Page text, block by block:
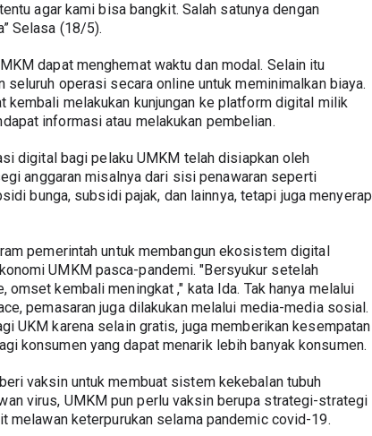
agar kami bisa bangkit. Salah satunya dengan
Selasa (18/5).
dapat menghemat waktu dan modal. Selain itu
seluruh operasi secara online untuk meminimalkan biaya.
kembali melakukan kunjungan ke platform digital milik
informasi atau melakukan pembelian.
digital bagi pelaku UMKM telah disiapkan oleh
anggaran misalnya dari sisi penawaran seperti
bunga, subsidi pajak, dan lainnya, tetapi juga menyerap
pemerintah untuk membangun ekosistem digital
UMKM pasca-pandemi. "Bersyukur setelah
omset kembali meningkat ," kata Ida. Tak hanya melalui
pemasaran juga dilakukan melalui media-media sosial.
UKM karena selain gratis, juga memberikan kesempatan
konsumen yang dapat menarik lebih banyak konsumen.
vaksin untuk membuat sistem kekebalan tubuh
virus, UMKM pun perlu vaksin berupa strategi-strategi
melawan keterpurukan selama pandemic covid-19.